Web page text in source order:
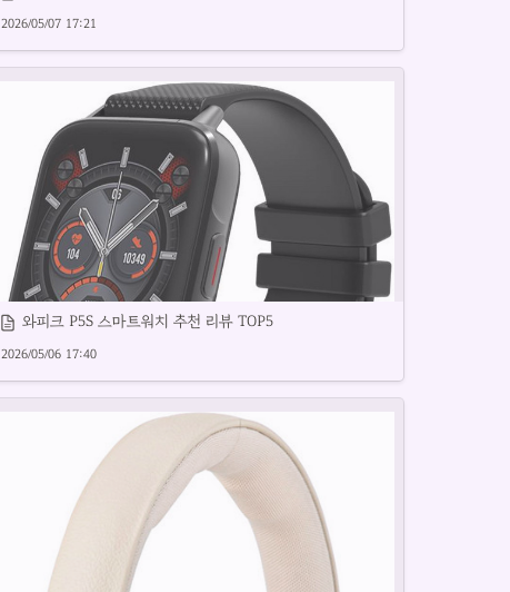
정밀레귤레이터 추천 제품을 상세히 리뷰합니다.
2026/05/07 17:21
퍼스트워치 인기 제품을 꼼꼼히 리뷰합니다.
와피크 P5S 스마트워치 추천 리뷰 TOP5
2026/05/06 17:40